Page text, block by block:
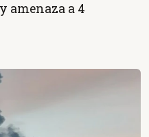
amenaza a 4